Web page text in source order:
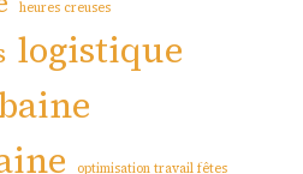
heures creuses
logistique
optimisation travail fêtes